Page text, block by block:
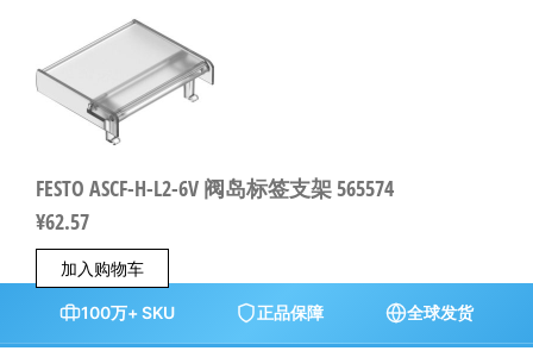
FESTO ASCF-H-L2-6V 阀岛标签支架 565574
¥62.57
加入购物车
100万+ SKU 正品保障 全球发货